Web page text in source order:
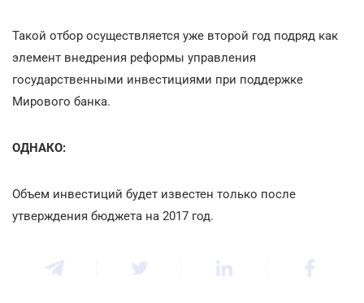
Такой отбор осуществляется уже второй год подряд как
элемент внедрения реформы управления
государственными инвестициями при поддержке
Мирового банка.
ОДНАКО:
Объем инвестиций будет известен только после
утверждения бюджета на 2017 год.